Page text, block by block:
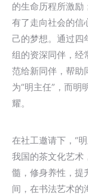
的生命历程所激励
有了走向社会的信
己的梦想。通过四
组的资深同伴，经
范给新同伴，帮助
为“明主任”，而明
耀。
在社工邀请下，“
我国的茶文化艺术
髓，修身养性，提
间，在书法艺术的